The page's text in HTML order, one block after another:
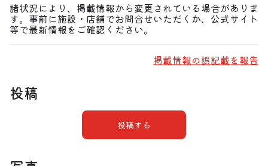
諸状況により、掲載情報から変更されている場合がありま
す。事前に施設・店舗でお問合せいただくか、公式サイト
等で最新情報をご確認ください。
掲載情報の誤記載を報告
投稿
投稿する